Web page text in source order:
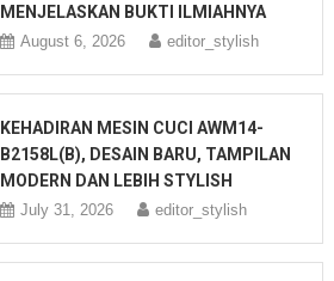
MENJELASKAN BUKTI ILMIAHNYA
August 6, 2026 editor_stylish
KEHADIRAN MESIN CUCI AWM14-
B2158L(B), DESAIN BARU, TAMPILAN
MODERN DAN LEBIH STYLISH
July 31, 2026 editor_stylish